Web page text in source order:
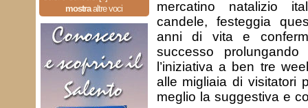
mostraaltre voci
mercatino natalizio
candele, festeggia
anni di vita e
successo
l’iniziativa a ben tre
alle migliaia di visitatori
meglio la suggestiva e